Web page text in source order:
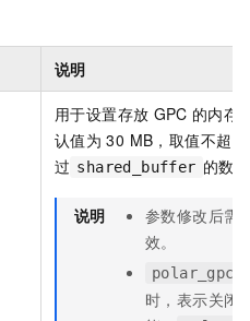
说明
用于设置存放 GPC 的内存
认值为 30 MB，取值不超
过 shared_buffer 的数
说明
参数修改后需
效。
时，表示关闭